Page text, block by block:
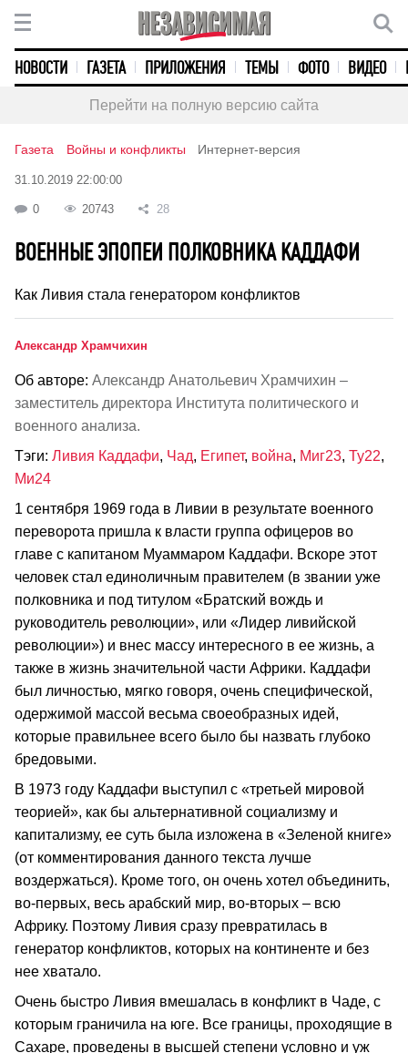
НОВОСТИ ГАЗЕТА ПРИЛОЖЕНИЯ ТЕМЫ ФОТО ВИДЕО
Перейти на полную версию сайта
Газета Войны и конфликты Интернет-версия
31.10.2019 22:00:00
0 20743 28
ВОЕННЫЕ ЭПОПЕИ ПОЛКОВНИКА КАДДАФИ
Как Ливия стала генератором конфликтов
Александр Храмчихин
Об авторе: Александр Анатольевич Храмчихин –
заместитель директора Института политического и
военного анализа.
Тэги: Ливия Каддафи, Чад, Египет, война, Миг23, Ту22,
Ми24
1 сентября 1969 года в Ливии в результате военного
переворота пришла к власти группа офицеров во
главе с капитаном Муаммаром Каддафи. Вскоре этот
человек стал единоличным правителем (в звании уже
полковника и под титулом «Братский вождь и
руководитель революции», или «Лидер ливийской
революции») и внес массу интересного в ее жизнь, а
также в жизнь значительной части Африки. Каддафи
был личностью, мягко говоря, очень специфической,
одержимой массой весьма своеобразных идей,
которые правильнее всего было бы назвать глубоко
бредовыми.
В 1973 году Каддафи выступил с «третьей мировой
теорией», как бы альтернативной социализму и
капитализму, ее суть была изложена в «Зеленой книге»
(от комментирования данного текста лучше
воздержаться). Кроме того, он очень хотел объединить,
во‑первых, весь арабский мир, во‑вторых – всю
Африку. Поэтому Ливия сразу превратилась в
генератор конфликтов, которых на континенте и без
нее хватало.
Очень быстро Ливия вмешалась в конфликт в Чаде, с
которым граничила на юге. Все границы, проходящие в
Сахаре, проведены в высшей степени условно и уж